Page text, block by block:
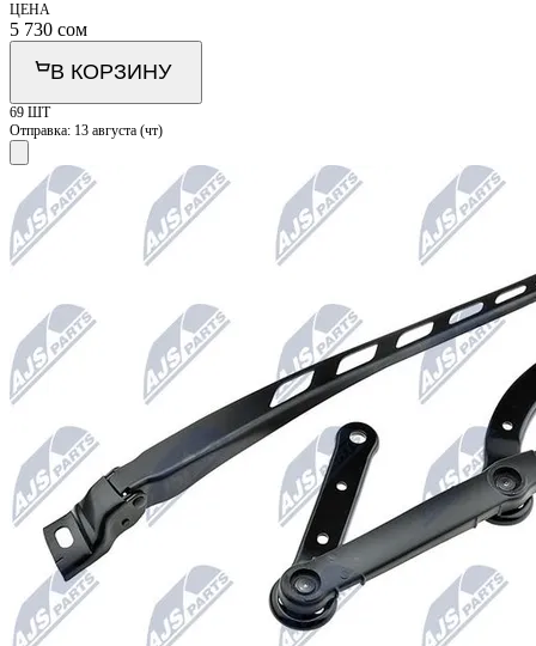
ЦЕНА
5 730 сом
В КОРЗИНУ
69 ШТ
Отправка: 13 августа (чт)